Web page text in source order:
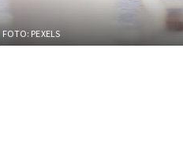
FOTO: PEXELS